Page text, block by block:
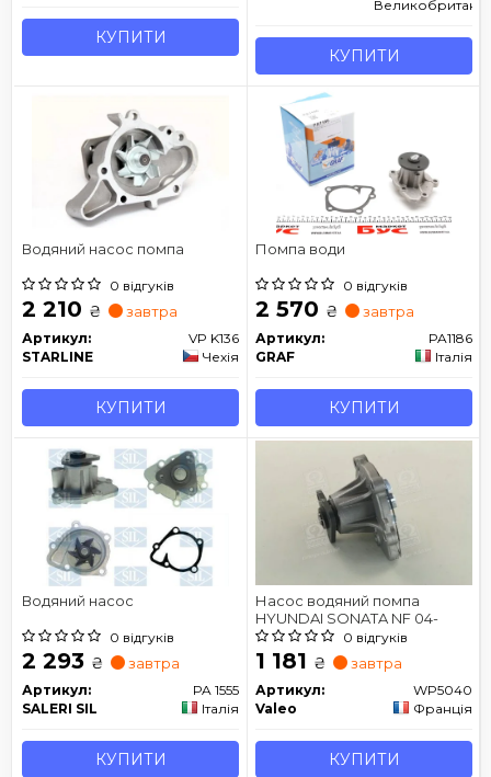
КУПИТИ
Великобританія
КУПИТИ
Водяний насос помпа
0 відгуків
2 210 ₴ завтра
Артикул:
VP K136
STARLINE
Чехія
КУПИТИ
Помпа води
0 відгуків
2 570 ₴ завтра
Артикул:
PA1186
GRAF
Італія
КУПИТИ
Водяний насос
0 відгуків
2 293 ₴ завтра
Артикул:
PA 1555
SALERI SIL
Італія
КУПИТИ
Насос водяний помпа
HYUNDAI SONATA NF 04-
0 відгуків
1 181 ₴ завтра
Артикул:
WP5040
Valeo
Франція
КУПИТИ